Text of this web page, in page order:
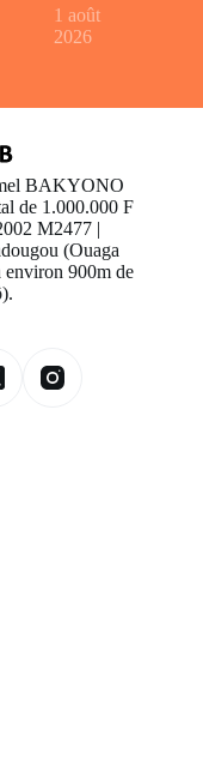
1 août
2026
BAKYONO
de 1.000.000 F
M2477 |
(Ouaga
900m de